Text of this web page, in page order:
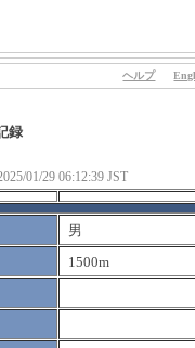
ヘルプ
録
01/29 06:12:39 JST
男
1500m